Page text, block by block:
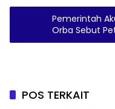
Pemerintah
Orba Sebut
(2)
POS TERKAIT